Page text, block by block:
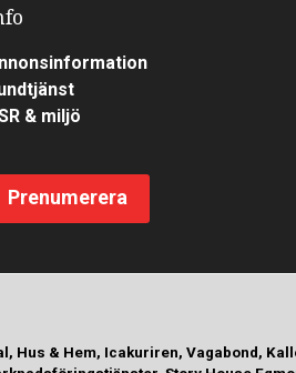
& miljö
Prenumerera
Hus & Hem, Icakuriren, Vagabond,